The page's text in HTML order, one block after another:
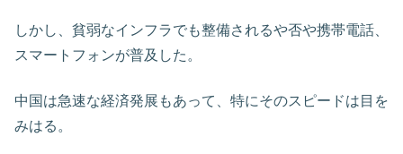
しかし、貧弱なインフラでも整備されるや否や携帯電話、
スマートフォンが普及した。
中国は急速な経済発展もあって、特にそのスピードは目を
みはる。